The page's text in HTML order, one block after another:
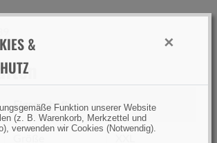
&
×
Funktion unserer Website
(z. B. Warenkorb, Merkzettel und
verwenden wir Cookies (Notwendig).
Eigenschaft